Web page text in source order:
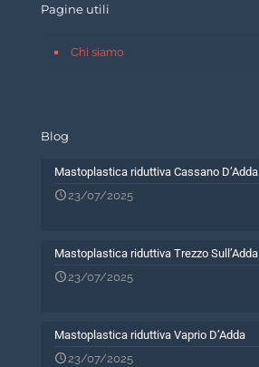
Pagine utili
Chi siamo
Blog
Mastoplastica riduttiva Cassano D’Adda
23/07/2025
Mastoplastica riduttiva Trezzo Sull’Adda
23/07/2025
Mastoplastica riduttiva Vaprio D’Adda
23/07/2025